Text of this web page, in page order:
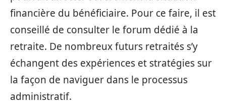
financière du bénéficiaire. Pour ce faire, il est
conseillé de consulter le forum dédié à la
retraite. De nombreux futurs retraités s’y
échangent des expériences et stratégies sur
la façon de naviguer dans le processus
administratif.